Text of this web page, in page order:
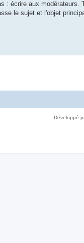
: écrire aux
le sujet et l'objet
Développé